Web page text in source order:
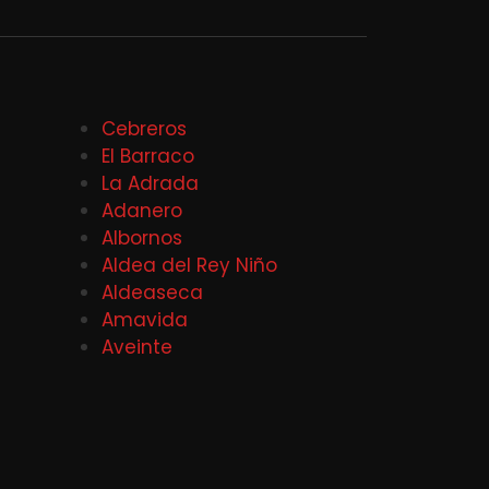
Cebreros
El Barraco
La Adrada
Adanero
Albornos
Aldea del Rey Niño
Aldeaseca
Amavida
Aveinte